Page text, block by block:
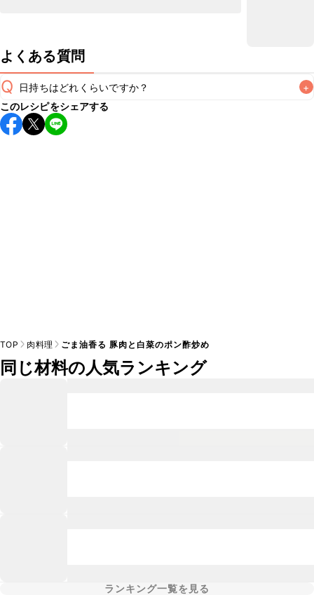
よくある質問
Q 日持ちはどれくらいですか？ +
保存期間は冷蔵で翌日中が目安です。なるべくお早めにお召
し上がりください。
このレシピをシェアする
TOP 肉料理 ごま油香る 豚肉と白菜のポン酢炒め
同じ材料の人気ランキング
ランキング一覧を見る